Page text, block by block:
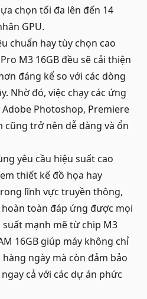
chọn tối đa lên đến 14
GPU.
chuẩn hay tùy chọn cao
M3 16GB đều sẽ cải thiện
đáng kể so với các dòng
Nhờ đó, việc chạy các ứng
Photoshop, Premiere
cũng trở nên dễ dàng và ổn
yêu cầu hiệu suất cao
thiết kế đồ họa hay
lĩnh vực truyền thông,
hoàn toàn đáp ứng được mọi
suất mạnh mẽ từ chip M3
16GB giúp máy không chỉ
ngày mà còn đảm bảo
cả với các dự án phức